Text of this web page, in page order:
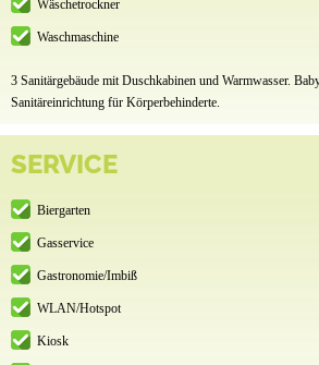
Wäschetrockner
Waschmaschine
3 Sanitärgebäude mit Duschkabinen und Warmwasser.
Sanitäreinrichtung für Körperbehinderte.
SERVICE
Biergarten
Gasservice
Gastronomie/Imbiß
WLAN/Hotspot
Kiosk